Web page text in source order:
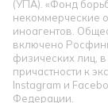
(УПА). «Фонд
некоммерческие
иноагентов.
включено
физических лиц,
причастности к
Instagram и
Федерации.